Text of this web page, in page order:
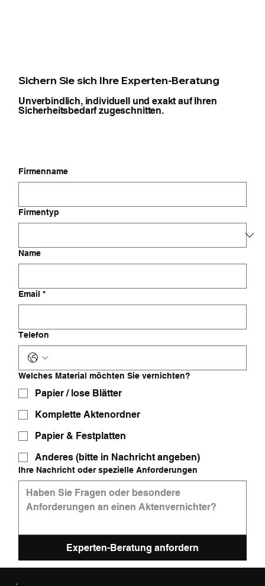
Sichern Sie sich Ihre Experten-Beratung
Unverbindlich, individuell und exakt auf Ihren
Sicherheitsbedarf zugeschnitten.
Firmenname
Firmentyp
Name
Email *
Telefon
Welches Material möchten Sie vernichten?
Papier / lose Blätter
Komplette Aktenordner
Papier & Festplatten
Anderes (bitte in Nachricht angeben)
Ihre Nachricht oder spezielle Anforderungen
Experten-Beratung anfordern